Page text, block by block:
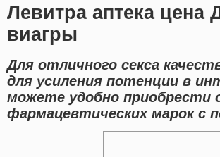
Левитра аптека цена
виагры
Для отличного секса
для усиления потенции в
можете удобно
фармацевтических марок с